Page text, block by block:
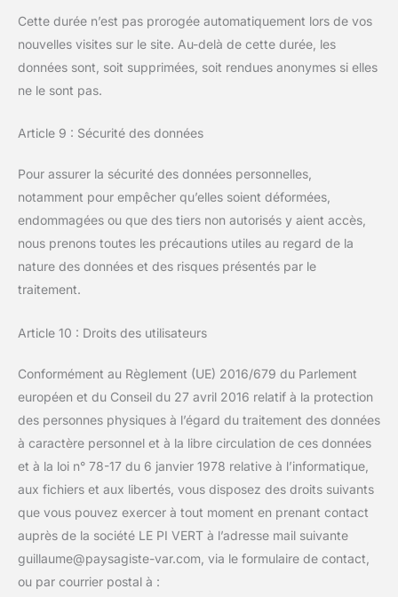
Cette durée n’est pas prorogée automatiquement lors de vos
nouvelles visites sur le site. Au-delà de cette durée, les
données sont, soit supprimées, soit rendues anonymes si elles
ne le sont pas.
Article 9 : Sécurité des données
Pour assurer la sécurité des données personnelles,
notamment pour empêcher qu’elles soient déformées,
endommagées ou que des tiers non autorisés y aient accès,
nous prenons toutes les précautions utiles au regard de la
nature des données et des risques présentés par le
traitement.
Article 10 : Droits des utilisateurs
Conformément au Règlement (UE) 2016/679 du Parlement
européen et du Conseil du 27 avril 2016 relatif à la protection
des personnes physiques à l’égard du traitement des données
à caractère personnel et à la libre circulation de ces données
et à la loi n° 78-17 du 6 janvier 1978 relative à l’informatique,
aux fichiers et aux libertés, vous disposez des droits suivants
que vous pouvez exercer à tout moment en prenant contact
auprès de la société LE PI VERT à l’adresse mail suivante
guillaume@paysagiste-var.com, via le formulaire de contact,
ou par courrier postal à :